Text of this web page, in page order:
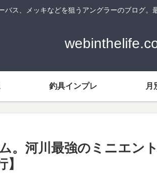
バス、メッキなどを狙うアングラーのブログ。
釣具インプレ 月
。河川最強のミニエン